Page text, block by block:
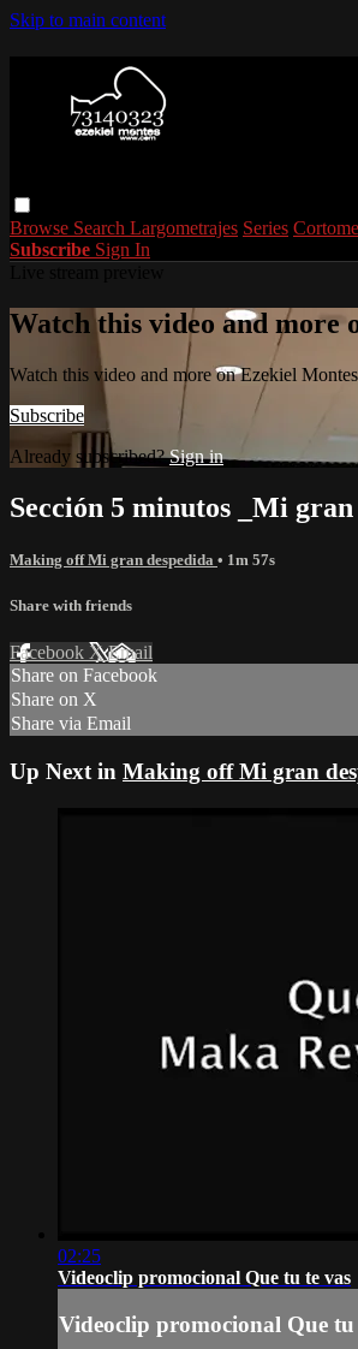
Skip to main content
Browse Search Largometrajes Series
Subscribe Sign In
Watch this video and more
Watch this video and more on Ezekiel Montes
Subscribe
Already subscribed?Sign in
Sección 5 minutos _Mi
Making off Mi gran despedida • 1m 57s
Share with friends
Facebook XEmail
Share on Facebook
Share on X
Share via Email
Up Next in Making off Mi gran
02:25
Videoclip promocional Que tu te vas
Videoclip promocional Que tu